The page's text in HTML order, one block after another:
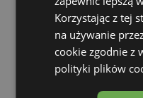
Dokumentacja:
Praktyki
(GMP)oraz aktualne
epidemiologiczne
pozwolenia na food
Korzystając z tej
na używanie
cookie zgodnie z
polityki plików